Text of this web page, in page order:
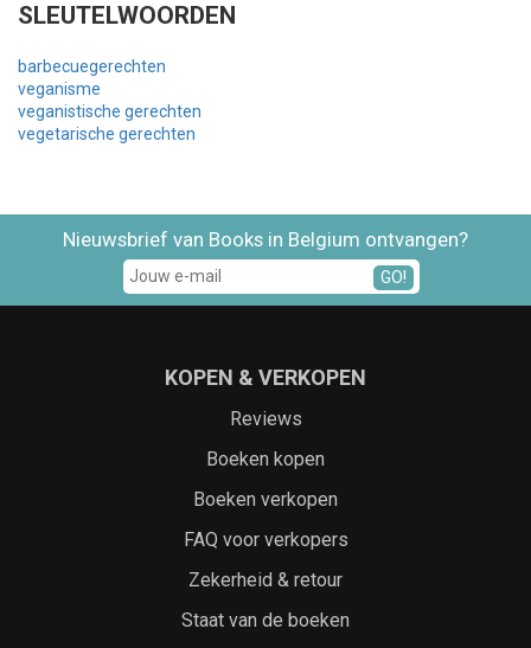
SLEUTELWOORDEN
barbecuegerechten
veganisme
veganistische gerechten
vegetarische gerechten
Nieuwsbrief van Books in Belgium ontvangen?
GO!
KOPEN & VERKOPEN
Reviews
Boeken kopen
Boeken verkopen
FAQ voor verkopers
Zekerheid & retour
Staat van de boeken